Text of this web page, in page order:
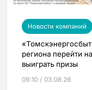
Новости компаний
региона перейти
выиграть призы
09:10 / 03.08.26